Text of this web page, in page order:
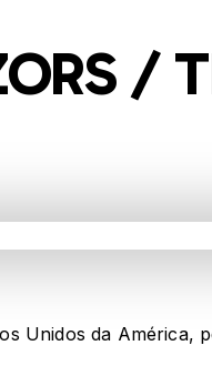
/
Unidos da América,